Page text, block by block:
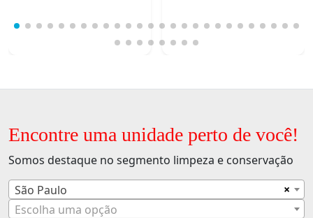
Encontre uma unidade perto de você!
Somos destaque no segmento limpeza e conservação
×
São Paulo
Escolha uma opção